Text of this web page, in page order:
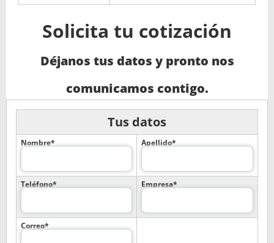
Solicita tu cotización
Déjanos tus datos y pronto nos
comunicamos contigo.
Tus datos
Nombre* Apellido*
Teléfono* Empresa*
Correo*